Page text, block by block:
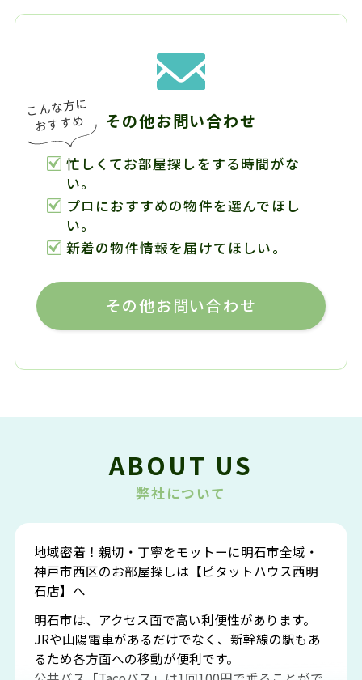
その他お問い合わせ
忙しくてお部屋探しをする時間がな
い。
プロにおすすめの物件を選んでほし
い。
新着の物件情報を届けてほしい。
その他お問い合わせ
ABOUT US
弊社について
地域密着！親切・丁寧をモットーに明石市全域・
神戸市西区のお部屋探しは【ピタットハウス西明
石店】へ
明石市は、アクセス面で高い利便性があります。
JRや山陽電車があるだけでなく、新幹線の駅もあ
るため各方面への移動が便利です。